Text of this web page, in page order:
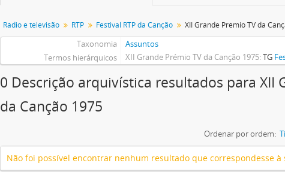
Rádio e televisão RTP Festival RTP da Canção XII Grande Prémio TV da
Taxonomia
Assuntos
Termos hierárquicos
XII Grande Prémio TV da Canção 1975 TG
0 Descrição arquivística resultados para XII
da Canção 1975
Ordenar por ordem:
Não foi possível encontrar nenhum resultado que correspondesse à